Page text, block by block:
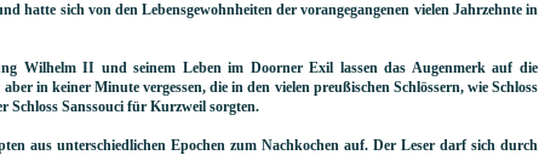
hatte sich von den Lebensgewohnheiten der vorangegangenen vielen Jahrzehnte in
Wilhelm II und seinem Leben im Doorner Exil lassen das Augenmerk auf die
in keiner Minute vergessen, die in den vielen preußischen Schlössern, wie Schloss
Schloss Sanssouci für Kurzweil sorgten.
aus unterschiedlichen Epochen zum Nachkochen auf. Der Leser darf sich durch